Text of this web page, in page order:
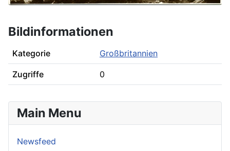
Bildinformationen
Kategorie Großbritannien
Zugriffe 0
Main Menu
Newsfeed